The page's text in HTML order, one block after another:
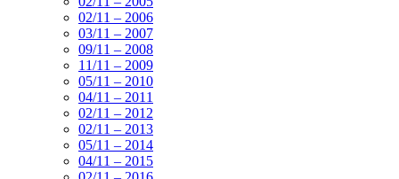
02/11 – 2006
03/11 – 2007
09/11 – 2008
11/11 – 2009
05/11 – 2010
04/11 – 2011
02/11 – 2012
02/11 – 2013
05/11 – 2014
04/11 – 2015